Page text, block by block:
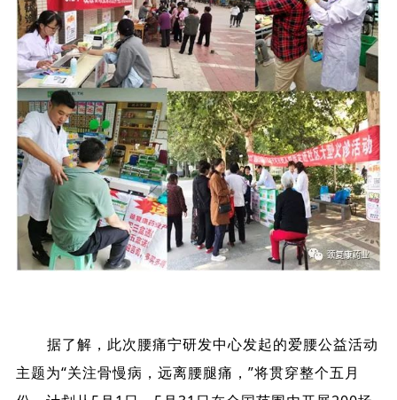
据了解，此次腰痛宁研发中心发起的爱腰公益活动
主题为“关注骨慢病，远离腰腿痛，”将贯穿整个五月